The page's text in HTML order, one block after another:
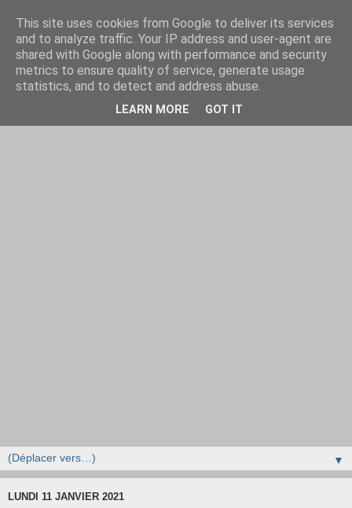
▼
LUNDI 11 JANVIER 2021
This site uses cookies from Google to deliver its services
and to analyze traffic. Your IP address and user-agent are
shared with Google along with performance and security
metrics to ensure quality of service, generate usage
statistics, and to detect and address abuse.
LEARN MORE GOT IT